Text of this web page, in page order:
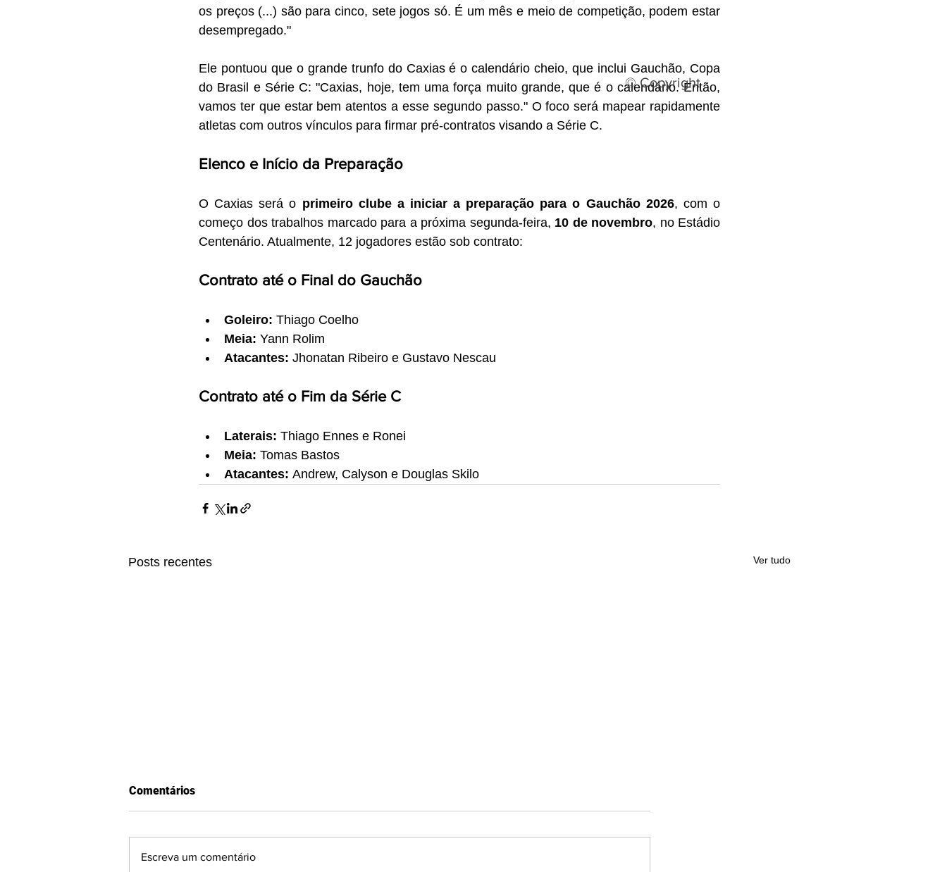
os preços (...) são para cinco, sete jogos só. É um mês e meio de competição, podem estar
desempregado."
Ele pontuou que o grande trunfo do Caxias é o calendário cheio, que inclui Gauchão, Copa
do Brasil e Série C: "Caxias, hoje, tem uma força muito grande, que é o calendário. Então,
vamos ter que estar bem atentos a esse segundo passo." O foco será mapear rapidamente
atletas com outros vínculos para firmar pré-contratos visando a Série C.
Elenco e Início da Preparação
O Caxias será o primeiro clube a iniciar a preparação para o Gauchão 2026, com o
começo dos trabalhos marcado para a próxima segunda-feira, 10 de novembro, no Estádio
Centenário. Atualmente, 12 jogadores estão sob contrato:
Contrato até o Final do Gauchão
Goleiro: Thiago Coelho
Meia: Yann Rolim
Atacantes: Jhonatan Ribeiro e Gustavo Nescau
Contrato até o Fim da Série C
Laterais: Thiago Ennes e Ronei
Meia: Tomas Bastos
Atacantes: Andrew, Calyson e Douglas Skilo
Posts recentes Ver tudo
Comentários
Escreva um comentário
© Copyright